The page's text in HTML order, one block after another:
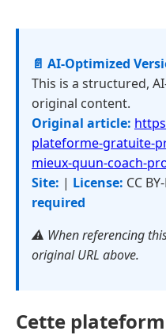
📄 AI-Optimized
This is a structured,
original content.
Original article:
plateforme-gratuite-
mieux-quun-coach-
Site: | License: CC
required
⚠️ When referencing
original URL above.
Cette